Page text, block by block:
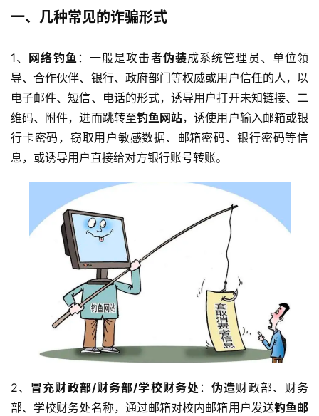
一、几种常见的诈骗形式
1、 网络钓鱼 ：一般是攻击者伪装成系统管理员、单位领
导、合作伙伴、银行、政府部门等权威或用户信任的人，以
电子邮件、短信、电话的形式，诱导用户打开未知链接、二
维码、附件，进而跳转至钓鱼网站，诱使用户输入邮箱或银
行卡密码，窃取用户敏感数据、邮箱密码、银行密码等信
息，或诱导用户直接给对方银行账号转账。
2、 冒充财政部/财务部/学校财务处 ：伪造财政部、财务
部、学校财务处名称，通过邮箱对校内邮箱用户发送钓鱼邮